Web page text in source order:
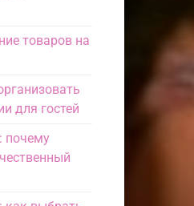
товаров на
для гостей
почему